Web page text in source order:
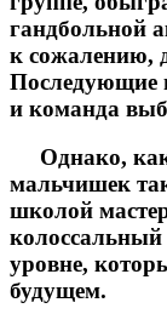
гандбольной
к сожалению,
Последующие
и команда
Однако, как
мальчишек
школой
уровне,
будущем.